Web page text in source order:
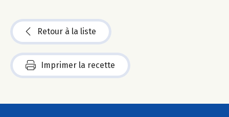
Retour à la liste
Imprimer la recette